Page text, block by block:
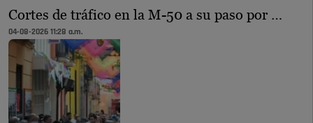
Cortes de tráfico en la M-50 a su paso por …
04-08-2026 11:28 a.m.